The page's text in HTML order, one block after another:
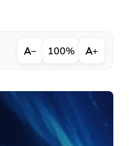
− 100% +